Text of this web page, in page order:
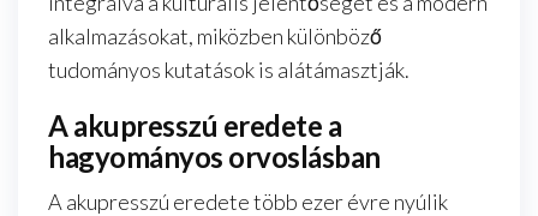
alkalmazásokat, miközben különböző
tudományos kutatások is alátámasztják.
A akupresszú eredete a
hagyományos orvoslásban
A akupresszú eredete több ezer évre nyúlik